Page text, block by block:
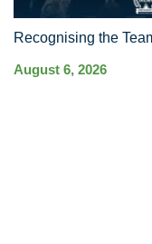
Recognising the
August 6, 2026